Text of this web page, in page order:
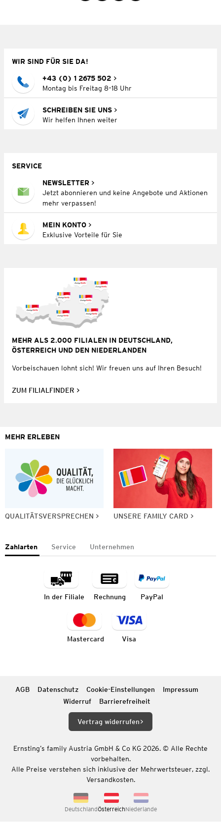
WIR SIND FÜR SIE DA!
+43 (0) 1 2675 502
Montag bis Freitag 8–18 Uhr
SCHREIBEN SIE UNS
Wir helfen Ihnen weiter
SERVICE
NEWSLETTER
Jetzt abonnieren und keine Angebote und Aktionen
mehr verpassen!
MEIN KONTO
Exklusive Vorteile für Sie
MEHR ALS 2.000 FILIALEN IN DEUTSCHLAND,
ÖSTERREICH UND DEN NIEDERLANDEN
Vorbeischauen lohnt sich! Wir freuen uns auf Ihren Besuch!
ZUM FILIALFINDER
MEHR ERLEBEN
QUALITÄTSVERSPRECHEN UNSERE FAMILY CARD
Zahlarten Service Unternehmen
In der Filiale Rechnung PayPal
Mastercard Visa
AGB Datenschutz Cookie-Einstellungen
Impressum
Widerruf
Barrierefreiheit
Vertrag widerrufen
Ernsting’s family Austria GmbH & Co KG 2026. © Alle Rechte
vorbehalten.
Alle Preise verstehen sich inklusive der Mehrwertsteuer, zzgl.
Versandkosten.
DeutschlandÖsterreichNiederlande